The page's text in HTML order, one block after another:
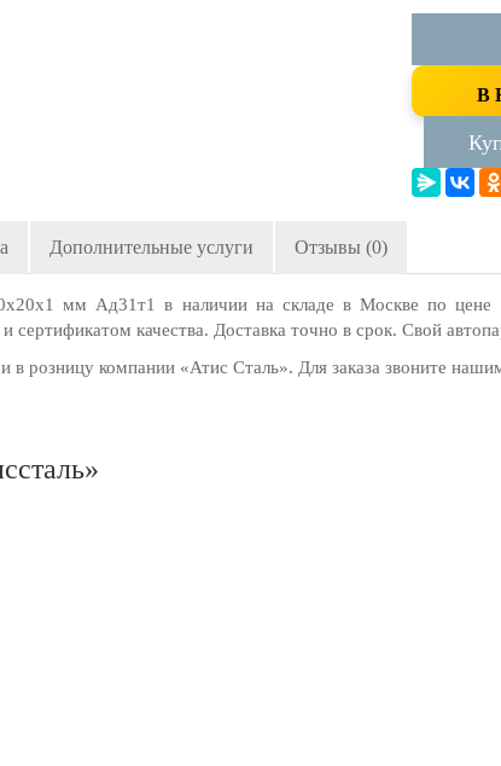
В
Дополнительные услуги Отзывы (0)
мм Ад31т1 в наличии на складе в Москве по
сертификатом качества. Доставка точно в срок. Свой
в розницу компании «Атис Сталь». Для заказа звоните